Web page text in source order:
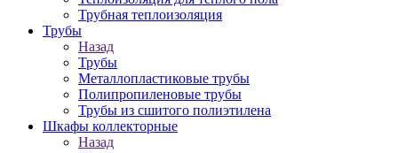
Трубная теплоизоляция
Трубы
Назад
Трубы
Металлопластиковые трубы
Полипропиленовые трубы
Трубы из сшитого полиэтилена
Шкафы коллекторные
Назад